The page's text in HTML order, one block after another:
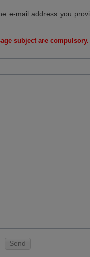
e-mail address you
subject are compulsory.
Send